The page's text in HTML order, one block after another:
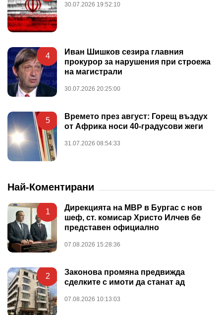
30.07.2026 19:52:10
4
Иван Шишков сезира главния
прокурор за нарушения при строежа
на магистрали
30.07.2026 20:25:00
5
Времето през август: Горещ въздух
от Африка носи 40-градусови жеги
31.07.2026 08:54:33
Най-Коментирани
1
Дирекцията на МВР в Бургас с нов
шеф, ст. комисар Христо Илчев бе
представен официално
07.08.2026 15:28:36
2
Законова промяна предвижда
сделките с имоти да станат ад
07.08.2026 10:13:03